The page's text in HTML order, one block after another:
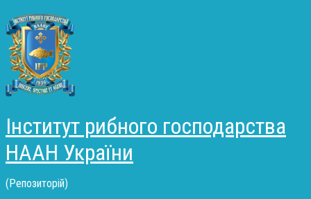
Інститут рибного господарства
НААН України
(Репозиторій)